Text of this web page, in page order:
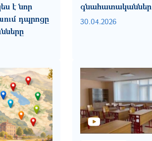
է նոր
դպրոցը
գնահատականներ
30.04.2026